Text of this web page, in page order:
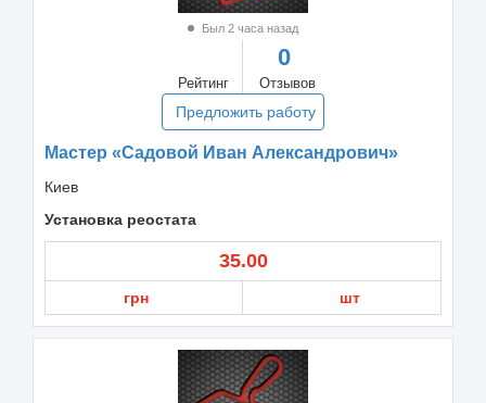
Был 2 часа назад
Рейтинг
0
Отзывов
Предложить работу
Мастер «Садовой Иван Александрович»
Киев
Установка реостата
35.00
грн шт